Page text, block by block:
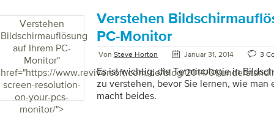
Verstehen
Bildschirmauflösung
auf Ihrem PC-
Monitor"
href="https://www.reviversoft.com/de/blog/2014/01/
screen-resolution-
on-your-pcs-
monitor/">
Verstehen
PC-Monitor
Von Steve Horton Januar 31, 2014 3
Es ist wichtig, die Terminologie in
zu verstehen, bevor Sie lernen, wie man
macht beides.